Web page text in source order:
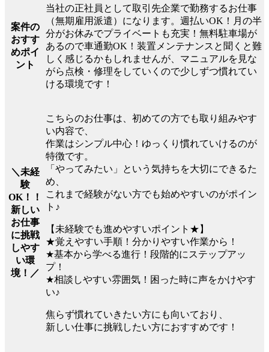
案件の
おすす
めポイ
ント
当社の正社員として取引先企業で勤務するお仕事
（無期雇用派遣）になります。週払いOK！月の半
分がお休みでプライベートも充実！無料駐車場が
あるので車通勤OK！装置メンテナンスと聞くと難
しく感じるかもしれませんが、マニュアルを見な
がら点検・修理をしていくので少しずつ慣れてい
ける環境です！
＼未経
験
OK！！
新しい
お仕事
に挑戦
しやす
い環
境！／
こちらのお仕事は、初めての方でも取り組みやす
い内容で、
作業はシンプル中心！ゆっくり慣れていけるのが
特徴です。
「やってみたい」という気持ちを大切にできるた
め、
これまで経験がない方でも始めやすいのがポイン
ト♪
【未経験でも進めやすいポイント★】
★覚えやすい手順！分かりやすい作業から！
★基本から学べる進行！段階的にステップアッ
プ！
★相談しやすい雰囲気！困った時に声をかけやす
い♪
焦らず慣れていきたい方にも向いており、
新しい仕事に挑戦したい方におすすめです！